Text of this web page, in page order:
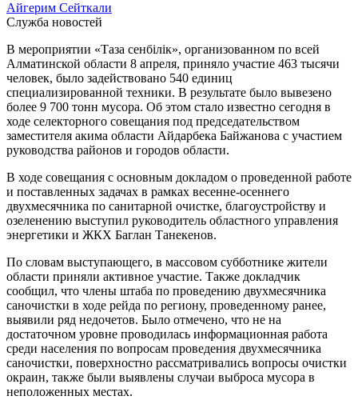
Айгерим Сейткали
Служба новостей
В мероприятии «Таза сенбілік», организованном по всей
Алматинской области 8 апреля, приняло участие 463 тысячи
человек, было задействовано 540 единиц
специализированной техники. В результате было вывезено
более 9 700 тонн мусора. Об этом стало известно сегодня в
ходе селекторного совещания под председательством
заместителя акима области Айдарбека Байжанова с участием
руководства районов и городов области.
В ходе совещания с основным докладом о проведенной работе
и поставленных задачах в рамках весенне-осеннего
двухмесячника по санитарной очистке, благоустройству и
озеленению выступил руководитель областного управления
энергетики и ЖКХ Баглан Танекенов.
По словам выступающего, в массовом субботнике жители
области приняли активное участие. Также докладчик
сообщил, что члены штаба по проведению двухмесячника
саночистки в ходе рейда по региону, проведенному ранее,
выявили ряд недочетов. Было отмечено, что не на
достаточном уровне проводилась информационная работа
среди населения по вопросам проведения двухмесячника
саночистки, поверхностно рассматривались вопросы очистки
окраин, также были выявлены случаи выброса мусора в
неположенных местах.